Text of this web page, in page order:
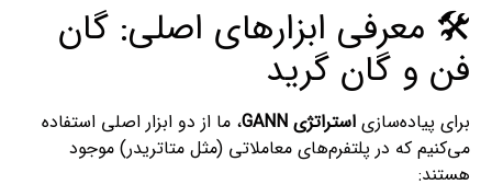
🛠️ معرفی ابزارهای اصلی: گان
فن و گان گرید
برای پیاده‌سازی استراتژی GANN
، ما از دو ابزار اصلی استفاده
می‌کنیم که در پلتفرم‌های معاملاتی (مثل متاتریدر) موجود
هستند: